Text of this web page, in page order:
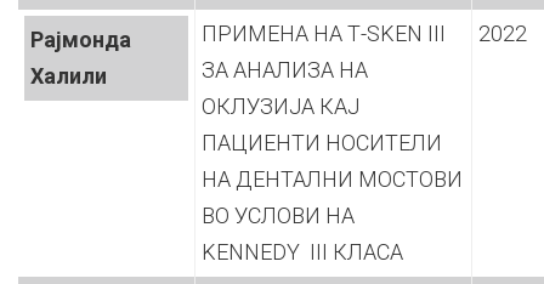
Рајмонда
Халили
ПРИМЕНА НА Т-SKEN III
ЗА АНАЛИЗА НА
ОКЛУЗИЈА КАЈ
ПАЦИЕНТИ НОСИТЕЛИ
НА ДЕНТАЛНИ МОСТОВИ
ВО УСЛОВИ НА
KENNEDY III КЛАСА
2022